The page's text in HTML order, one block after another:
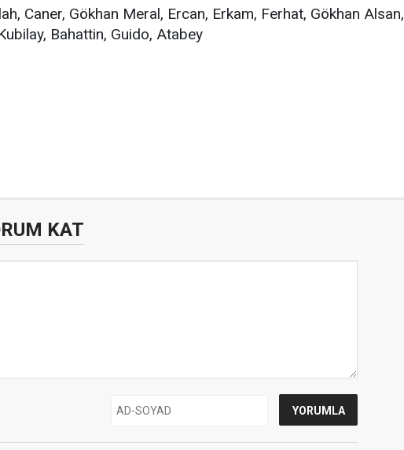
Caner, Gökhan Meral, Ercan, Erkam, Ferhat, Gökhan Alsan,
Bahattin, Guido, Atabey
KAT